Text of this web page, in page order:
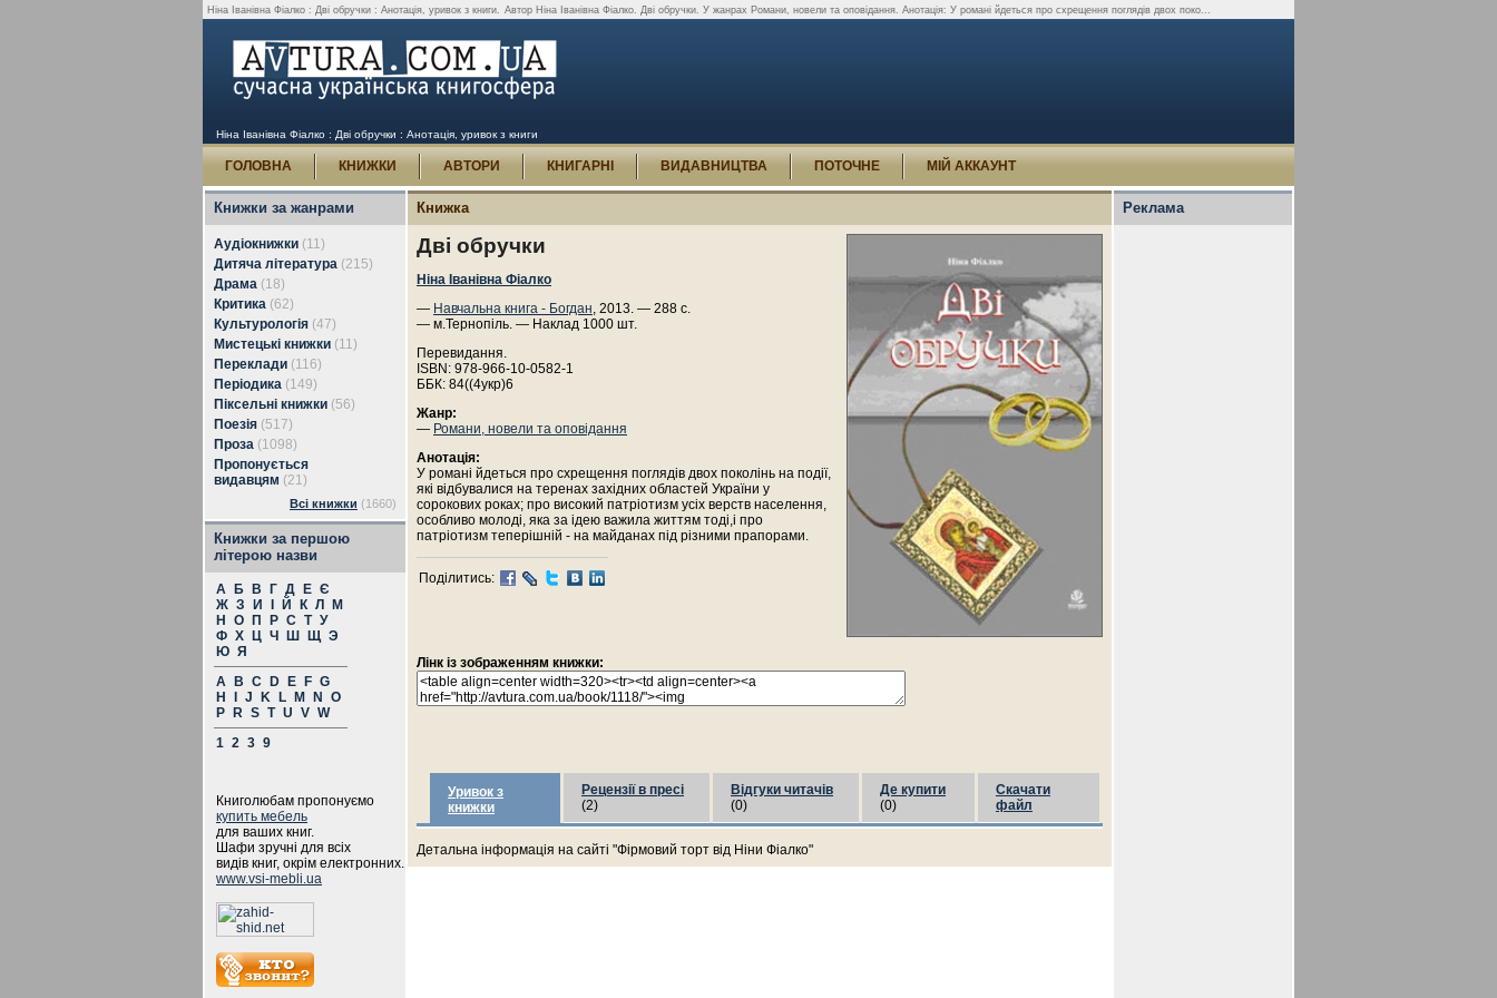
Ніна Іванівна Фіалко : Дві обручки : Анотація, уривок з книги. Автор Ніна Іванівна Фіалко. Дві обручки. У жанрах Романи, новели та оповідання. Анотація: У романі йдеться про схрещення поглядів двох поко...
Ніна Іванівна Фіалко : Дві обручки : Анотація, уривок з книги
ГОЛОВНА КНИЖКИ АВТОРИ КНИГАРНІ ВИДАВНИЦТВА ПОТОЧНЕ МІЙ АККАУНТ
Книжки за жанрами
Аудіокнижки (11)
Дитяча література (215)
Драма (18)
Критика (62)
Культурологія (47)
Мистецькі книжки (11)
Переклади (116)
Періодика (149)
Піксельні книжки (56)
Поезія (517)
Проза (1098)
Пропонується
видавцям (21)
Всі книжки (1660)
Книжки за першою
літерою назви
А Б В Г Д Е Є
Ж З И Й К Л
М
Н
О П Р С Т У
Ф Х Ц Ч Ш Щ Э
Ю Я
A
B C D E F G
H
J K L M N
O
P
R S T U V W
1 2 3 9
Книголюбам пропонуємо
купить мебель
для ваших книг.
Шафи зручні для всіх
видів книг, окрім електронних.
www.vsi-mebli.ua
Книжка
Дві обручки
Ніна Іванівна Фіалко
— Навчальна книга - Богдан, 2013. — 288 с.
— м.Тернопіль. — Наклад 1000 шт.
Перевидання.
ISBN: 978-966-10-0582-1
ББК: 84((4укр)6
Жанр:
— Романи, новели та оповідання
Анотація:
У романі йдеться про схрещення поглядів двох поколінь на події,
які відбувалися на теренах західних областей України у
сорокових роках; про високий патріотизм усіх верств населення,
особливо молоді, яка за ідею важила життям тоді,і про
патріотизм теперішній - на майданах під різними прапорами.
Поділитись:
Лінк із зображенням книжки:
Уривок з
книжки
Рецензії в пресі
(2)
Відгуки читачів
(0)
Де купити
(0)
Скачати
файл
Детальна інформація на сайті "Фірмовий торт від Ніни Фіалко"
Реклама